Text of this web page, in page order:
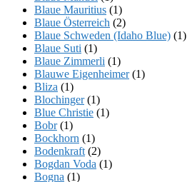
Blaue Mauritius (1)
Blaue Österreich (2)
Blaue Schweden (Idaho Blue) (1)
Blaue Suti (1)
Blaue Zimmerli (1)
Blauwe Eigenheimer(1)
Bliza (1)
Blochinger(1)
Blue Christie (1)
Bobr(1)
Bockhorn (1)
Bodenkraft (2)
Bogdan Voda (1)
Bogna (1)